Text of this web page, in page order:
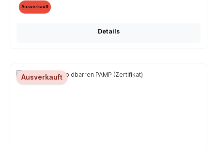
Ausverkauft
Details
Ausverkauft